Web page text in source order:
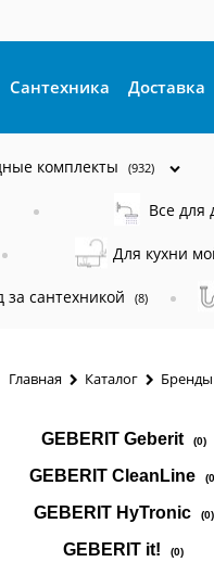
Сантехника Доставка
комплекты (932)
Все для
Для кухни
за сантехникой (8)
Главная Каталог Бренды
GEBERIT Geberit (0)
GEBERIT CleanLine
GEBERIT HyTronic (0)
GEBERIT it! (0)